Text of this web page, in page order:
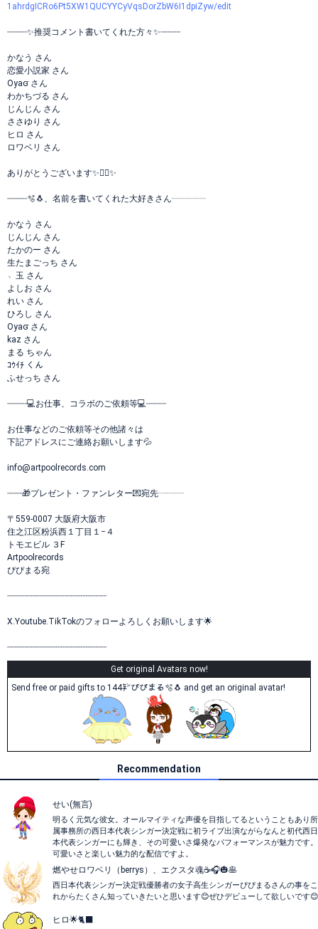
1ahrdgICRo6Pt5XW1QUCYYCyVqsDorZbW6I1dpiZyw/edit
┈┈┈┈✨推奨コメント書いてくれた方々✨┈┈┈┈
かなう さん
恋愛小説家 さん
Oyaʛ さん
わかちづる さん
じんじん さん
ささゆり さん
ヒロ さん
ロワベリ さん
ありがとうございます✨🙇‍♀️✨
┈┈┈┈🫧🐧、名前を書いてくれた大好きさん┈┈┈┈
かなう さん
じんじん さん
たかのー さん
生たまごっち さん
﹆玉 さん
よしお さん
れい さん
ひろし さん
Oyaʛ さん
kaz さん
まる ちゃん
ｺｳｲﾁ くん
ふせっち さん
┈┈┈┈💻お仕事、コラボのご依頼等💻┈┈┈┈
お仕事などのご依頼等その他諸々は
下記アドレスにご連絡お願いします💦
info@artpoolrecords.com
┈┈┈🎁プレゼント・ファンレター💌宛先┈┈┈
〒559-0007 大阪府大阪市
住之江区粉浜西１丁目１−４
トモエビル ３F
Artpoolrecords
ぴぴまる宛
┈┈┈┈┈┈┈┈┈┈┈┈┈┈┈┈┈┈┈┈
X.Youtube.TikTokのフォローよろしくお願いします🌟
┈┈┈┈┈┈┈┈┈┈┈┈┈┈┈┈┈┈┈┈
Get original Avatars now!
Send free or paid gifts to 144㌢ぴぴまる🫧🐧 and get an original avatar!
Recommendation
せい(無言)
明るく元気な彼女。オールマイティな声優を目指してるということもあり所
属事務所の西日本代表シンガー決定戦に初ライブ出演ながらなんと初代西日
本代表シンガーにも輝き、その可愛いさ爆発なパフォーマンスが魅力です。
可愛いさと楽しい魅力的な配信ですよ。
燃やせロワベリ（berrys）、エクスタ魂☕🎧️🎃🥞
西日本代表シンガー決定戦優勝者の女子高生シンガーぴぴまるさんの事をこ
れからたくさん知っていきたいと思います😊ぜひデビューして欲しいです😊
ヒロ🌟🐈‍⬛